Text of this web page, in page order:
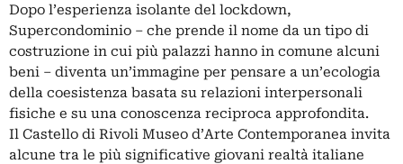
Dopo l’esperienza isolante del lockdown,
Supercondominio – che prende il nome da un tipo di
costruzione in cui più palazzi hanno in comune alcuni
beni – diventa un’immagine per pensare a un’ecologia
della coesistenza basata su relazioni interpersonali
fisiche e su una conoscenza reciproca approfondita.
Il Castello di Rivoli Museo d’Arte Contemporanea invita
alcune tra le più significative giovani realtà italiane